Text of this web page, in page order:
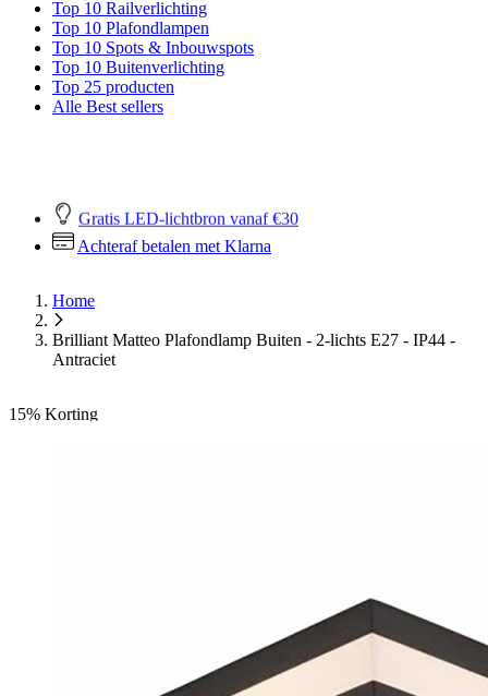
Top 10 Railverlichting
Top 10 Plafondlampen
Top 10 Spots & Inbouwspots
Top 10 Buitenverlichting
Top 25 producten
Alle Best sellers
Gratis LED-lichtbron vanaf €30
Achteraf betalen met Klarna
Home
Brilliant Matteo Plafondlamp Buiten - 2-lichts E27 - IP44 -
Antraciet
15% Korting